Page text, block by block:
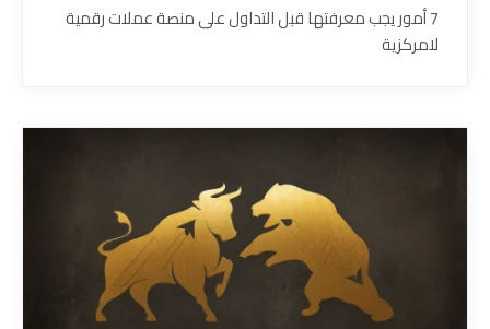
7 أمور يجب معرفتها قبل التداول على منصة عملات رقمية
لامركزية